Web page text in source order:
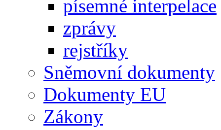
písemné interpelace
zprávy
rejstříky
Sněmovní dokumenty
Dokumenty EU
Zákony